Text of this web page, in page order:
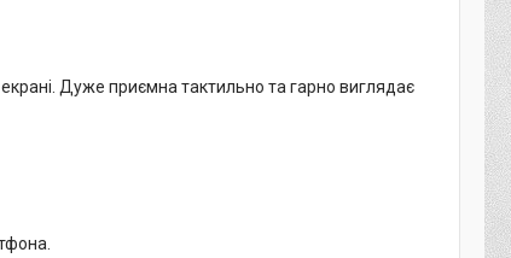
Дуже приємна тактильно та гарно виглядає